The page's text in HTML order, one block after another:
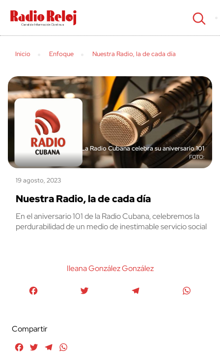
cerrar
Inicio Enfoque Nuestra Radio, la de cada día
La Radio Cubana celebra su aniversario 101
19 agosto, 2023
Nuestra Radio, la de cada día
En el aniversario 101 de la Radio Cubana, celebremos la
perdurabilidad de un medio de inestimable servicio social
Ileana González González
Compartir
FacebookTwitterTelegram